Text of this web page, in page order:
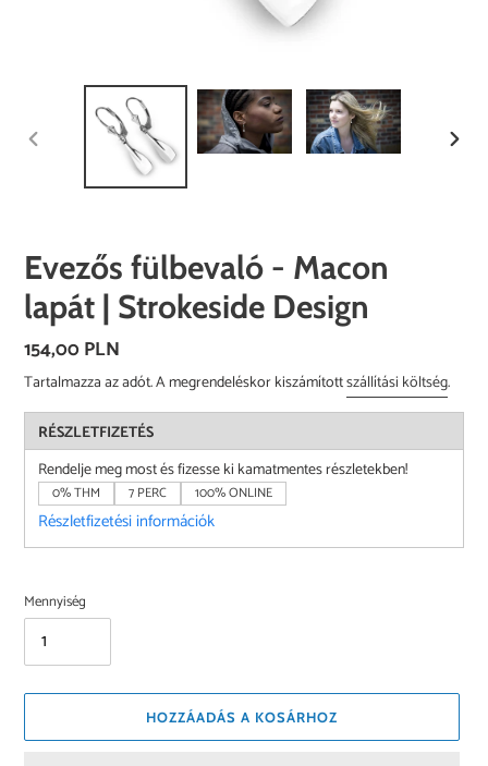
Evezős fülbevaló - Macon
lapát | Strokeside Design
Normál
ár
154,00 PLN
Tartalmazza az adót. A megrendeléskor kiszámítottszállítási költség.
RÉSZLETFIZETÉS
Rendelje meg most és fizesse ki kamatmentes részletekben!
0% THM 7 PERC 100% ONLINE
Részletfizetési információk
Mennyiség
HOZZÁADÁS A KOSÁRHOZ